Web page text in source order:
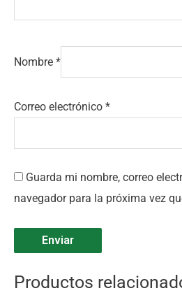
Nombre *
Correo electrónico *
Guarda mi nombre, correo
navegador para la próxima vez
Productos